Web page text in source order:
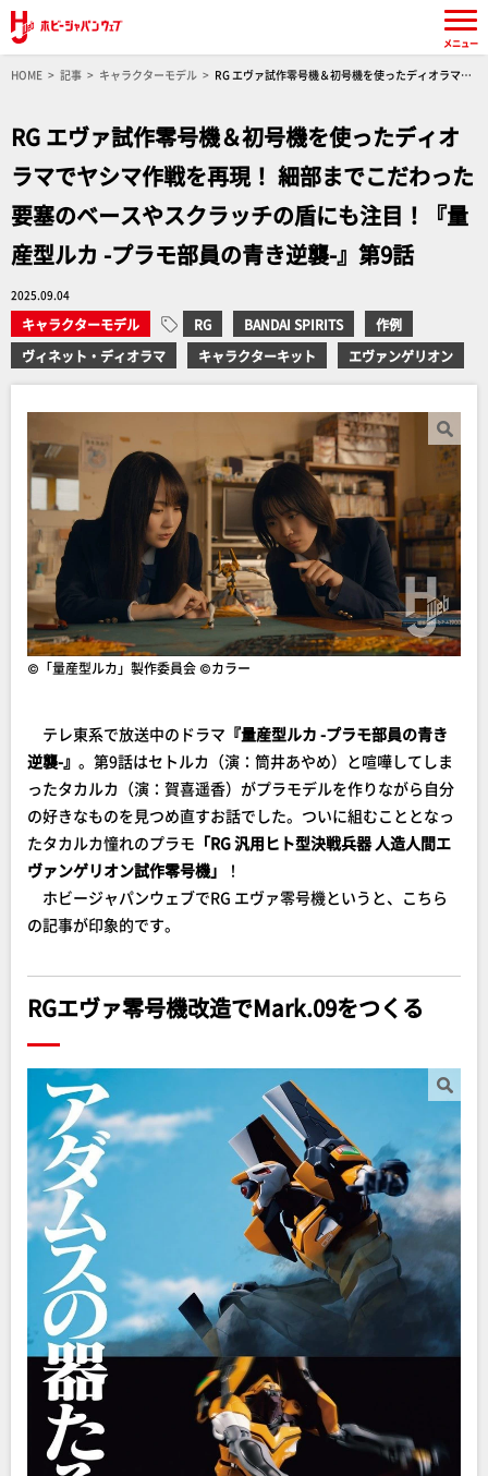
HOME 記事 キャラクターモデル
RG エヴァ試作零号機＆初号機を使ったディオラマで
RG エヴァ試作零号機＆初号機を使ったディオ
ラマでヤシマ作戦を再現！ 細部までこだわった
要塞のベースやスクラッチの盾にも注目！『量
産型ルカ -プラモ部員の青き逆襲-』第9話
2025.09.04
キャラクターモデル RG BANDAI SPIRITS
作例
ヴィネット・ディオラマ
キャラクターキット エヴァンゲリオン
©︎「量産型ルカ」製作委員会 ©カラー
テレ東系で放送中のドラマ 『量産型ルカ -プラモ部員の青き
逆襲-』 。第9話はセトルカ（演：筒井あやめ）と喧嘩してしま
ったタカルカ（演：賀喜遥香）がプラモデルを作りながら自分
の好きなものを見つめ直すお話でした。ついに組むこととなっ
たタカルカ憧れのプラモ 「RG 汎用ヒト型決戦兵器 人造人間エ
ヴァンゲリオン試作零号機」
！
ホビージャパンウェブでRG エヴァ零号機というと、こちら
の記事が印象的です。
RGエヴァ零号機改造でMark.09をつくる
メニュー